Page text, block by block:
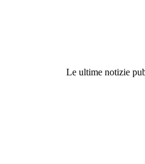
Le ultime notizie